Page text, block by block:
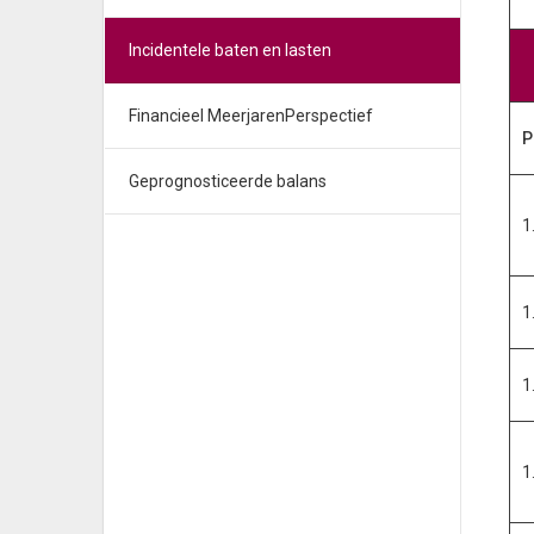
Incidentele baten en lasten
Financieel MeerjarenPerspectief
Geprognosticeerde balans